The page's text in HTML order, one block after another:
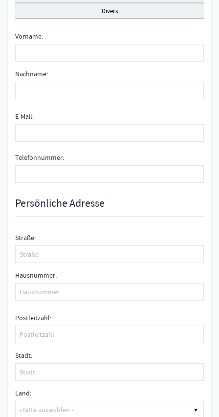
Divers
Vorname
Nachname
E-Mail
Telefonnummer
Persönliche Adresse
Straße
Hausnummer
Postleitzahl
Stadt
Land